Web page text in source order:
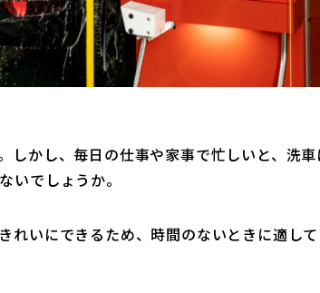
しかし、毎日の仕事や家事で忙しいと、洗
いでしょうか。
れいにできるため、時間のないときに適し